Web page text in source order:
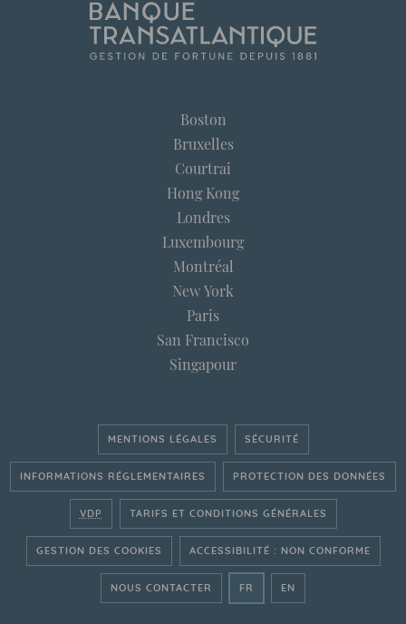
Boston
Bruxelles
Courtrai
Hong Kong
Londres
Luxembourg
Montréal
New York
Paris
San Francisco
Singapour
MENTIONS LÉGALES SÉCURITÉ
INFORMATIONS RÉGLEMENTAIRES PROTECTION DES DONNÉES
VDP TARIFS ET CONDITIONS GÉNÉRALES
GESTION DES COOKIES ACCESSIBILITÉ : NON CONFORME
NOUS CONTACTER FR - ALLER SUR LE SITE
EN